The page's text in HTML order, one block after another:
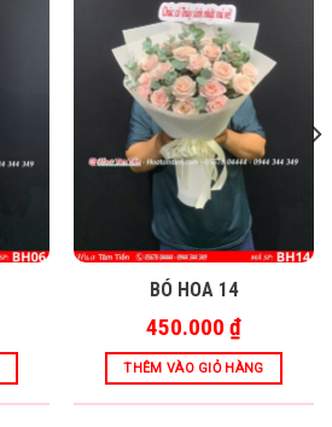
BÓ HOA 14
450.000 ₫
THÊM VÀO GIỎ HÀNG